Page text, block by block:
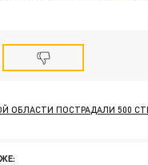
ОБЛАСТИ ПОСТРАДАЛИ 500